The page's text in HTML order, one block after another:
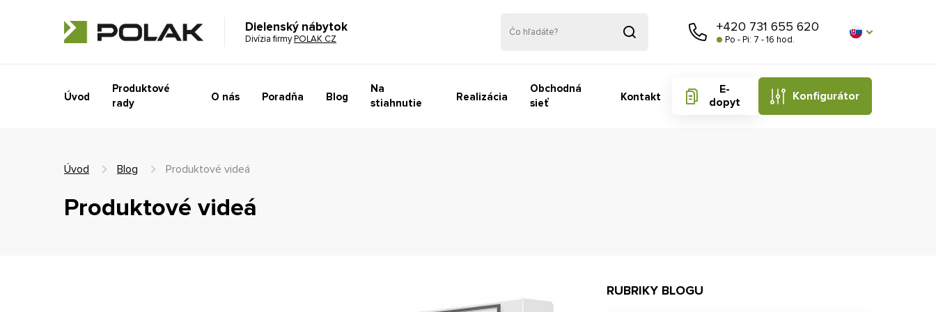
Dielenský nábytok
Divízia firmyPOLAK CZ
+420 731 655 620
Po - Pi: 7 - 16 hod.
Úvod
Produktové
rady
O nás Poradňa Blog
Na
stiahnutie
Realizácia
Obchodná
sieť
Kontakt
E-
dopyt
Konfigurátor
Úvod Blog Produktové videá
Produktové videá
RUBRIKY BLOGU